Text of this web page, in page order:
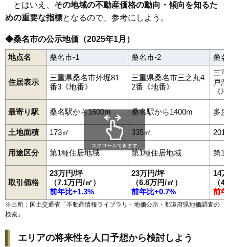
とはいえ、 その地域の不動産価格の動向・傾向を知るた
めの重要な指標となるので、参考にしよう。
◆桑名市の公示地価（2025年1月）
地点名 桑名市-1 桑名市-2 桑
住居表示
三重県桑名市外堀81
番3《地番》
三重県桑名市三之丸4
2番《地番》
三
戸
《
最寄り駅 桑名駅から1600m 桑名駅から1400m 多
土地面積 173㎡ 335㎡ 201
用途区分 第1種住居地域 第1種住居地域 第1
取引価格
23万円/坪
（7.1万円/㎡）
前年比+1.3%
23万円/坪
（6.8万円/㎡）
前年比+0.7%
14
（
前
スクロールできます
※出所：国土交通省「 不動産情報ライブラリ・地価公示・都道府県地価調査の
検索 」
エリアの将来性を人口予想から検討しよう